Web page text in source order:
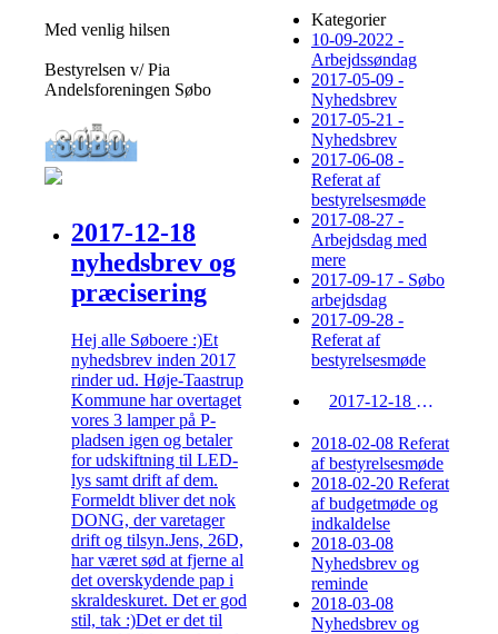
Med venlig hilsen
Bestyrelsen v/ Pia
Andelsforeningen Søbo
2017-12-18
nyhedsbrev og
præcisering
Hej alle Søboere :)Et
nyhedsbrev inden 2017
rinder ud. Høje-Taastrup
Kommune har overtaget
vores 3 lamper på P-
pladsen igen og betaler
for udskiftning til LED-
lys samt drift af dem.
Formeldt bliver det nok
DONG, der varetager
drift og tilsyn.Jens, 26D,
har været sød at fjerne al
det overskydende pap i
skraldeskuret. Det er god
stil, tak :)Det er det til
Kategorier
10-09-2022 -
Arbejdssøndag
2017-05-09 -
Nyhedsbrev
2017-05-21 -
Nyhedsbrev
2017-06-08 -
Referat af
bestyrelsesmøde
2017-08-27 -
Arbejdsdag med
mere
2017-09-17 - Søbo
arbejdsdag
2017-09-28 -
Referat af
bestyrelsesmøde
2017-12-18 nyhedsbrev og præcisering
2018-02-08 Referat
af bestyrelsesmøde
2018-02-20 Referat
af budgetmøde og
indkaldelse
2018-03-08
Nyhedsbrev og
reminde
2018-03-08
Nyhedsbrev og